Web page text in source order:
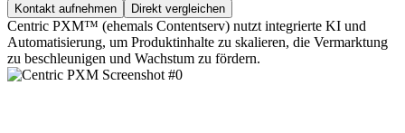
Kontakt aufnehmen Direkt vergleichen
Centric PXM™ (ehemals Contentserv) nutzt integrierte KI und
Automatisierung, um Produktinhalte zu skalieren, die Vermarktung
zu beschleunigen und Wachstum zu fördern.